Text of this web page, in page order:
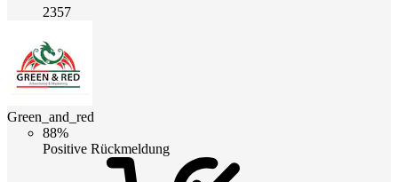
2357
Green_and_red
88%
Positive Rückmeldung